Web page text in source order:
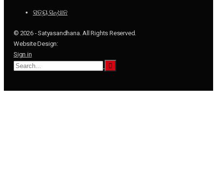
ସତ୍ୟ ସନ୍ଧାନ
© 2026 - Satyasandhana. All Rights Reserved.
Website Design:
Sign in